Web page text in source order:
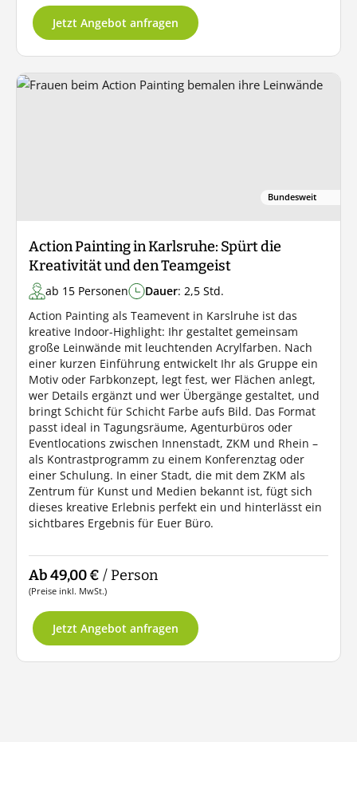
Jetzt Angebot anfragen
Bundesweit
Action Painting in Karlsruhe: Spürt die
Kreativität und den Teamgeist
ab 15 Personen Dauer: 2,5 Std.
Action Painting als Teamevent in Karslruhe ist das
kreative Indoor-Highlight: Ihr gestaltet gemeinsam
große Leinwände mit leuchtenden Acrylfarben. Nach
einer kurzen Einführung entwickelt Ihr als Gruppe ein
Motiv oder Farbkonzept, legt fest, wer Flächen anlegt,
wer Details ergänzt und wer Übergänge gestaltet, und
bringt Schicht für Schicht Farbe aufs Bild. Das Format
passt ideal in Tagungsräume, Agenturbüros oder
Eventlocations zwischen Innenstadt, ZKM und Rhein –
als Kontrastprogramm zu einem Konferenztag oder
einer Schulung. In einer Stadt, die mit dem ZKM als
Zentrum für Kunst und Medien bekannt ist, fügt sich
dieses kreative Erlebnis perfekt ein und hinterlässt ein
sichtbares Ergebnis für Euer Büro.
Ab 49,00 € / Person
(Preise inkl. MwSt.)
Jetzt Angebot anfragen